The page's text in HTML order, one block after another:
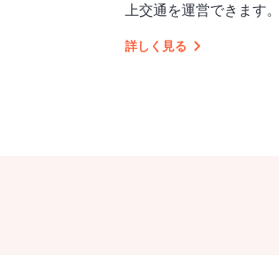
上交通を運営できます。
詳しく見る